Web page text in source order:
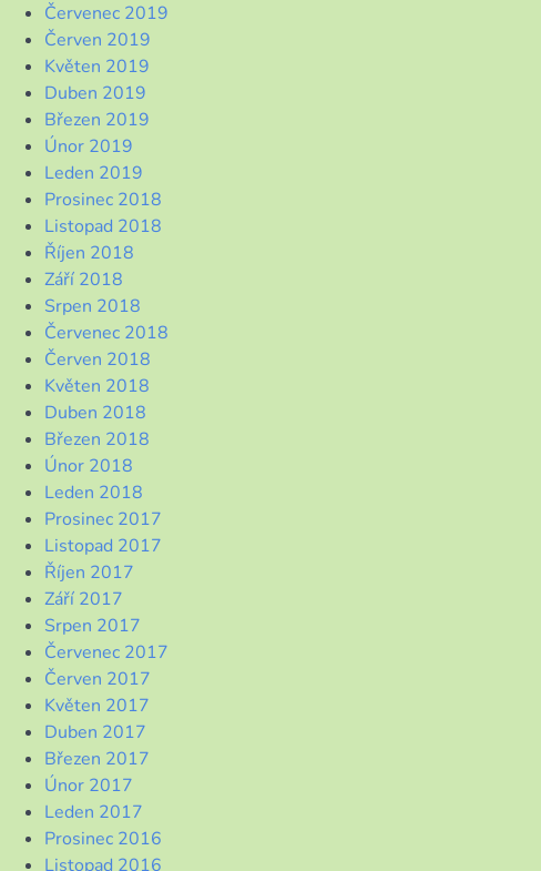
Červenec 2019
Červen 2019
Květen 2019
Duben 2019
Březen 2019
Únor 2019
Leden 2019
Prosinec 2018
Listopad 2018
Říjen 2018
Září 2018
Srpen 2018
Červenec 2018
Červen 2018
Květen 2018
Duben 2018
Březen 2018
Únor 2018
Leden 2018
Prosinec 2017
Listopad 2017
Říjen 2017
Září 2017
Srpen 2017
Červenec 2017
Červen 2017
Květen 2017
Duben 2017
Březen 2017
Únor 2017
Leden 2017
Prosinec 2016
Listopad 2016